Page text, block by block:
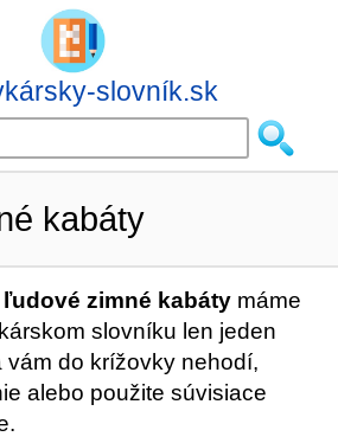
slovník.sk
kabáty
ľudové zimné kabáty máme
slovníku len jeden
vám do krížovky nehodí,
alebo použite súvisiace